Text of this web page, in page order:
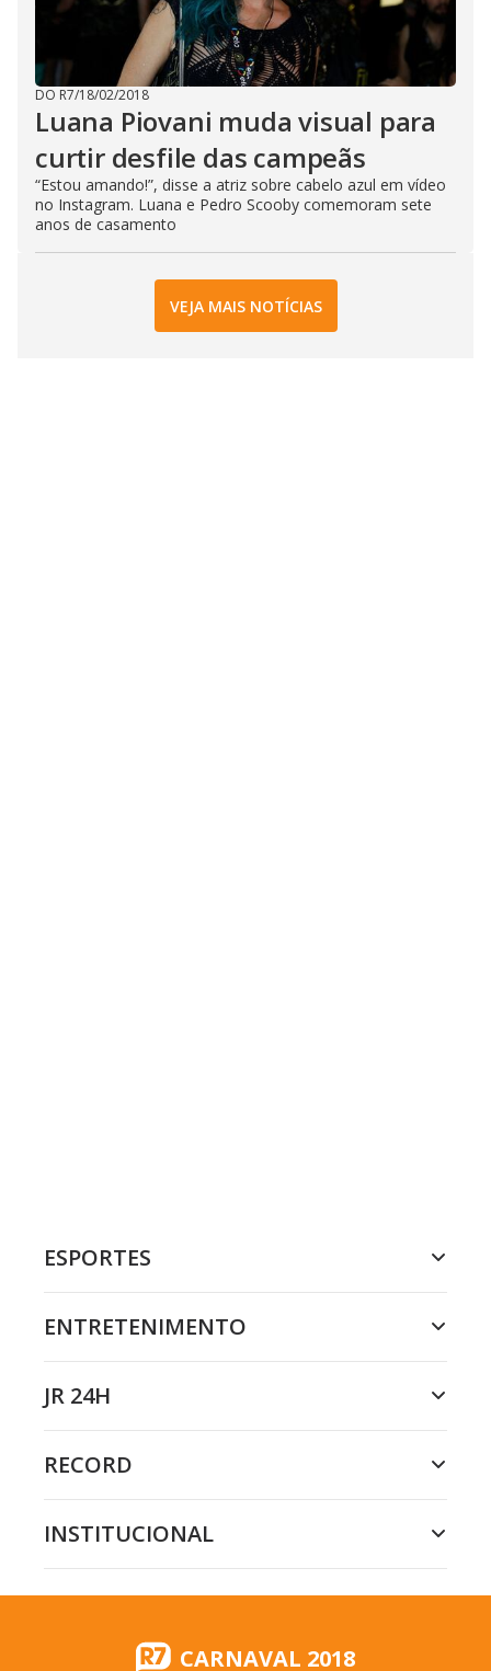
DO R7/18/02/2018
Luana Piovani muda visual para
curtir desfile das campeãs
“Estou amando!”, disse a atriz sobre cabelo azul em vídeo
no Instagram. Luana e Pedro Scooby comemoram sete
anos de casamento
VEJA MAIS NOTÍCIAS
ESPORTES
ENTRETENIMENTO
JR 24H
RECORD
INSTITUCIONAL
CARNAVAL 2018